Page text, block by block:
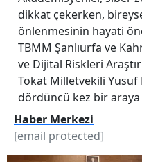
dikkat çekerken,
önlenmesinin hayati
TBMM Şanlıurfa ve
ve Dijital Riskleri
Tokat Milletvekili Yusuf
dördüncü kez bir araya
Haber Merkezi
[email protected]